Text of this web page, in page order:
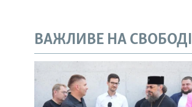
ВАЖЛИВЕ НА СВОБОДІ